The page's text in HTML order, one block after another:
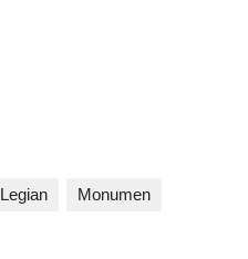
Legian Monumen